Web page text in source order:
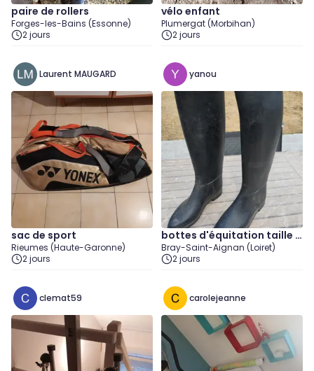
paire de rollers
Forges-les-Bains (Essonne)
2 jours
vélo enfant
Plumergat (Morbihan)
2 jours
Laurent MAUGARD
sac de sport
Rieumes (Haute-Garonne)
2 jours
yanou
bottes d'équitation taille 3
8
Bray-Saint-Aignan (Loiret)
2 jours
clemat59 carolejeanne